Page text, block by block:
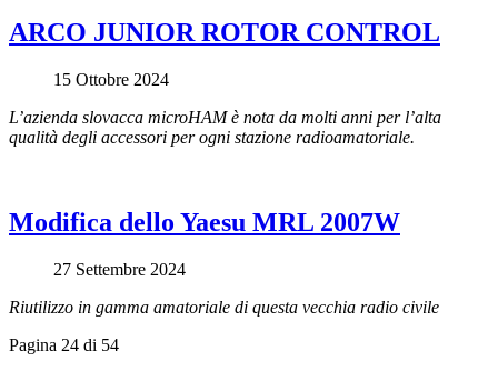
ARCO JUNIOR ROTOR CONTROL
15 Ottobre 2024
L’azienda slovacca microHAM è nota da molti anni per l’alta
qualità degli accessori per ogni stazione radioamatoriale.
Modifica dello Yaesu MRL 2007W
27 Settembre 2024
Riutilizzo in gamma amatoriale di questa vecchia radio civile
Pagina 24 di 54